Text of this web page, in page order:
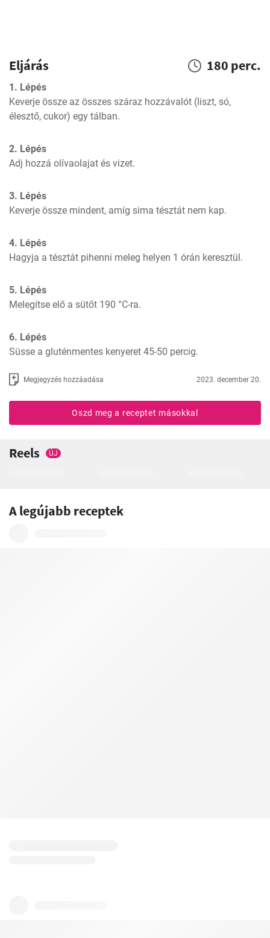
Eljárás 180 perc.
1. Lépés
Keverje össze az összes száraz hozzávalót (liszt, só,
élesztő, cukor) egy tálban.
2. Lépés
Adj hozzá olívaolajat és vizet.
3. Lépés
Keverje össze mindent, amíg sima tésztát nem kap.
4. Lépés
Hagyja a tésztát pihenni meleg helyen 1 órán keresztül.
5. Lépés
Melegítse elő a sütőt 190 °C-ra.
6. Lépés
Süsse a gluténmentes kenyeret 45-50 percig.
Megjegyzés hozzáadása 2023. december 20.
Oszd meg a receptet másokkal
Reels ÚJ
A legújabb receptek